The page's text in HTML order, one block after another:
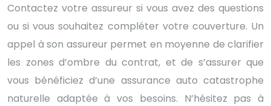
Contactez votre assureur si vous avez des questions
ou si vous souhaitez compléter votre couverture. Un
appel à son assureur permet en moyenne de clarifier
les zones d’ombre du contrat, et de s’assurer que
vous bénéficiez d’une assurance auto catastrophe
naturelle adaptée à vos besoins. N’hésitez pas à